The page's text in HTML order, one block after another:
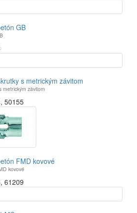
GB
s metrickým závitom
metrickým závitom
, 50155
FMD kovové
kovové
, 61209